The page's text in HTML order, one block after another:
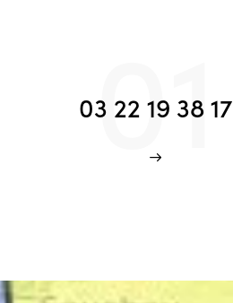
01
03 22 19 38 17